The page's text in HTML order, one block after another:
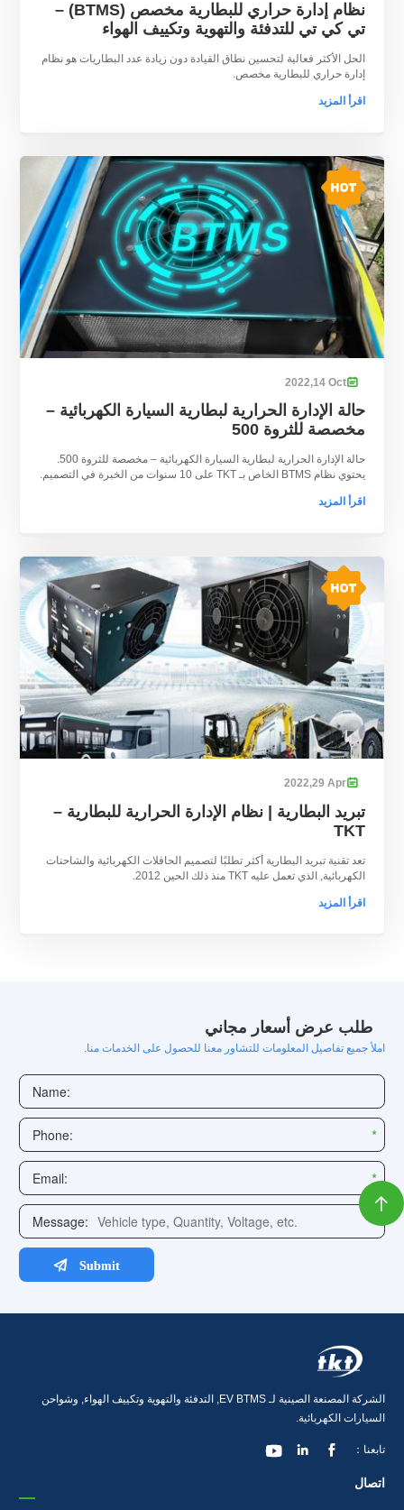
نظام إدارة حراري للبطارية مخصص (BTMS) –
تي كي تي للتدفئة والتهوية وتكييف الهواء
الحل الأكثر فعالية لتحسين نطاق القيادة دون زيادة عدد البطاريات هو نظام
إدارة حراري للبطارية مخصص.
اقرأ المزيد

Oct
2022
حالة الإدارة الحرارية لبطارية السيارة الكهربائية –
مخصصة للثروة 500
حالة الإدارة الحرارية لبطارية السيارة الكهربائية – مخصصة للثروة 500.
يحتوي نظام BTMS الخاص بـ TKT على 10 سنوات من الخبرة في التصميم.
اقرأ المزيد

Apr
2022
تبريد البطارية | نظام الإدارة الحرارية للبطارية –
TKT
تعد تقنية تبريد البطارية أكثر تطلبًا لتصميم الحافلات الكهربائية والشاحنات
الكهربائية, الذي تعمل عليه TKT منذ ذلك الحين 2012.
اقرأ المزيد

طلب عرض أسعار مجاني
املأ جميع تفاصيل المعلومات للتشاور معنا للحصول على الخدمات منا.
الشركة المصنعة الصينية لـ EV BTMS, التدفئة والتهوية وتكييف الهواء, وشواحن
السيارات الكهربائية.
تابعنا： 


اتصال